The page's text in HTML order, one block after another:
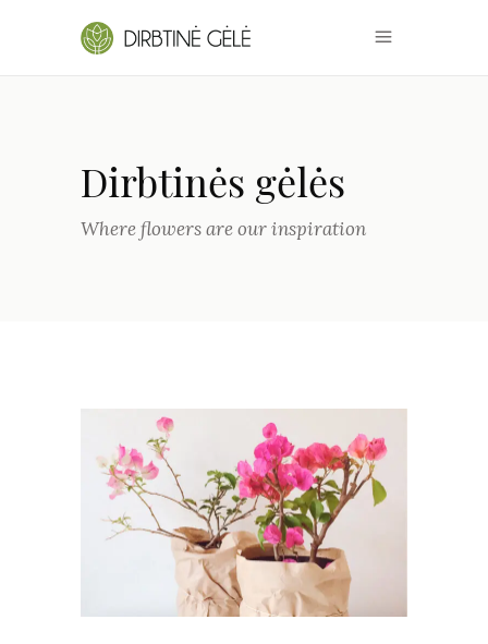
Dirbtinės gėlės
Where flowers are our inspiration